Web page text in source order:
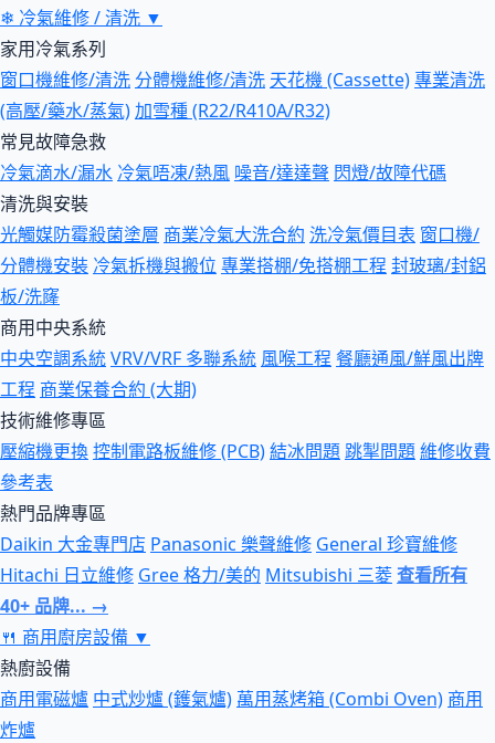
❄ 冷氣維修 / 清洗 ▼
家用冷氣系列
窗口機維修/清洗 分體機維修/清洗 天花機 (Cassette)專業清洗
(高壓/藥水/蒸氣)加雪種 (R22/R410A/R32)
常見故障急救
冷氣滴水/漏水 冷氣唔凍/熱風 噪音/達達聲 閃燈/故障代碼
清洗與安裝
光觸媒防霉殺菌塗層 商業冷氣大洗合約 洗冷氣價目表 窗口機/
分體機安裝 冷氣拆機與搬位 專業搭棚/免搭棚工程 封玻璃/封鋁
板/洗窿
商用中央系統
中央空調系統VRV/VRF 多聯系統 風喉工程 餐廳通風/鮮風出牌
工程 商業保養合約 (大期)
技術維修專區
壓縮機更換控制電路板維修 (PCB)結冰問題跳掣問題維修收費
參考表
熱門品牌專區
Daikin 大金專門店 Panasonic 樂聲維修 General 珍寶維修
Hitachi 日立維修 Gree 格力/美的 Mitsubishi 三菱查看所有
40+ 品牌... →
🍴 商用廚房設備 ▼
熱廚設備
商用電磁爐 中式炒爐 (鑊氣爐) 萬用蒸烤箱 (Combi Oven) 商用
炸爐